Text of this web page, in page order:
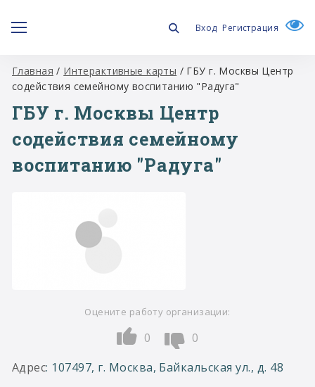
Вход Регистрация
Главная / Интерактивные карты / ГБУ г. Москвы Центр
содействия семейному воспитанию "Радуга"
ГБУ г. Москвы Центр
содействия семейному
воспитанию "Радуга"
Оцените работу организации:
0
0
Адрес: 107497, г. Москва, Байкальская ул., д. 48